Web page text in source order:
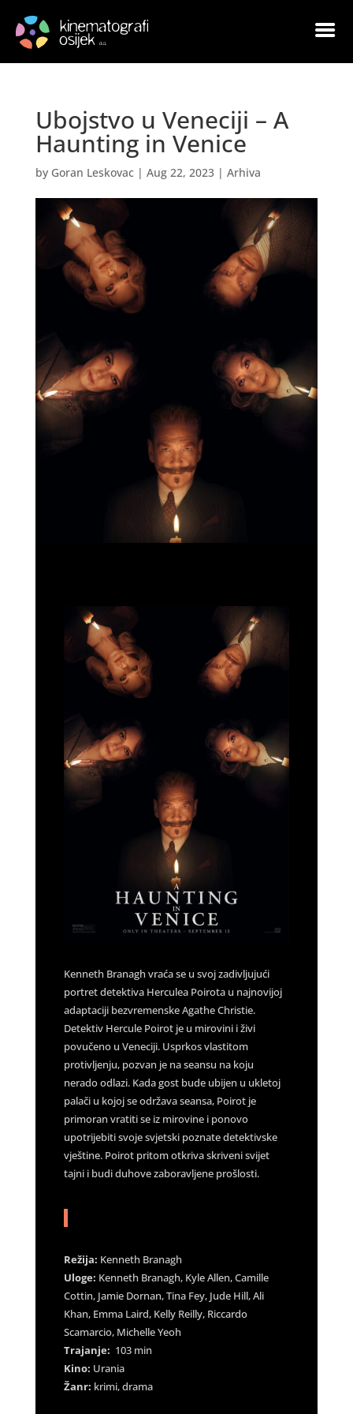
Ubojstvo u Veneciji – A
Haunting in Venice
by Goran Leskovac| Aug 22, 2023| Arhiva
Kenneth Branagh vraća se u svoj zadivljujući
portret detektiva Herculea Poirota u najnovijoj
adaptaciji bezvremenske Agathe Christie.
Detektiv Hercule Poirot je u mirovini i živi
povučeno u Veneciji. Usprkos vlastitom
protivljenju, pozvan je na seansu na koju
nerado odlazi. Kada gost bude ubijen u ukletoj
palači u kojoj se održava seansa, Poirot je
primoran vratiti se iz mirovine i ponovo
upotrijebiti svoje svjetski poznate detektivske
vještine. Poirot pritom otkriva skriveni svijet
tajni i budi duhove zaboravljene prošlosti.
Režija: Kenneth Branagh
Uloge: Kenneth Branagh, Kyle Allen, Camille
Cottin, Jamie Dornan, Tina Fey, Jude Hill, Ali
Khan, Emma Laird, Kelly Reilly, Riccardo
Scamarcio, Michelle Yeoh
Trajanje: 103 min
Kino: Urania
Žanr: krimi, drama